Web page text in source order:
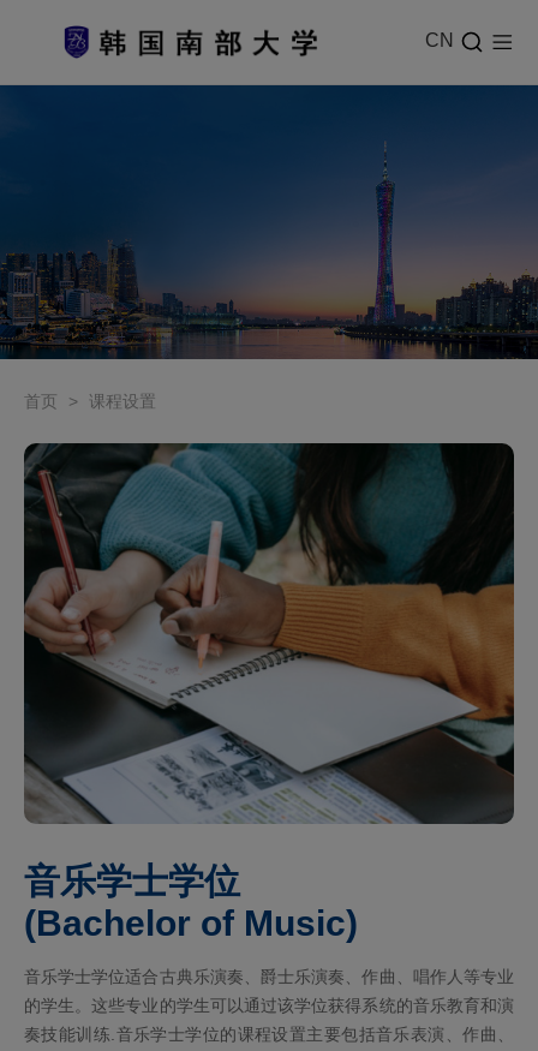
CN
首页 > 课程设置
音乐学士学位
(Bachelor of Music)
音乐学士学位适合古典乐演奏、爵士乐演奏、作曲、唱作人等专业
的学生。这些专业的学生可以通过该学位获得系统的音乐教育和演
奏技能训练‌.音乐学士学位的课程设置主要包括音乐表演、作曲、